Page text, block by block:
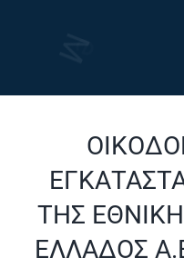
Νέα
ΤΗΣ
ΕΛΛΑΔΟΣ